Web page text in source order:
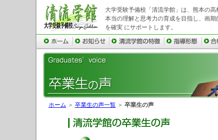
大学受験予備校「清流学館」は、熊本の
本当の理解と思考力の育成を目指し、画
を確実 にサポートします。
ホーム ＞ 卒業生の声一覧＞ 卒業生の声